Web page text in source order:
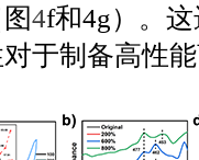
4f和4g）。
于制备高性